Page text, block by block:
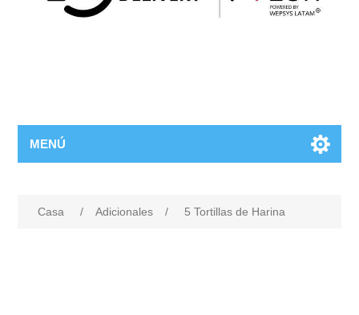
MENÚ
Casa / Adicionales / 5 Tortillas de Harina